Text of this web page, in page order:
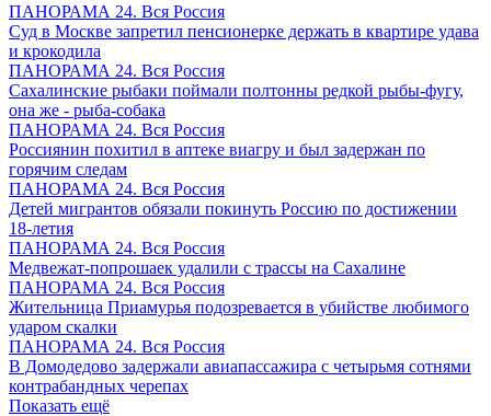
ПАНОРАМА 24. Вся Россия
Суд в Москве запретил пенсионерке держать в квартире удава
и крокодила
ПАНОРАМА 24. Вся Россия
Сахалинские рыбаки поймали полтонны редкой рыбы-фугу,
она же - рыба-собака
ПАНОРАМА 24. Вся Россия
Россиянин похитил в аптеке виагру и был задержан по
горячим следам
ПАНОРАМА 24. Вся Россия
Детей мигрантов обязали покинуть Россию по достижении
18-летия
ПАНОРАМА 24. Вся Россия
Медвежат-попрошаек удалили с трассы на Сахалине
ПАНОРАМА 24. Вся Россия
Жительница Приамурья подозревается в убийстве любимого
ударом скалки
ПАНОРАМА 24. Вся Россия
В Домодедово задержали авиапассажира с четырьмя сотнями
контрабандных черепах
Показать ещё